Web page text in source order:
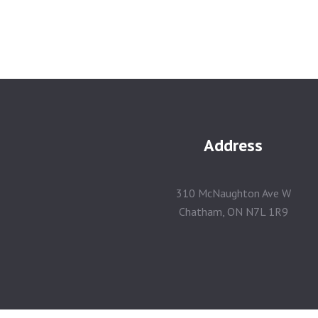
Address
310 McNaughton Ave W
Chatham, ON N7L 1R9